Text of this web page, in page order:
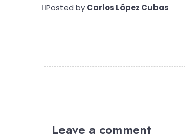
Posted by Carlos López Cubas
Leave a comment